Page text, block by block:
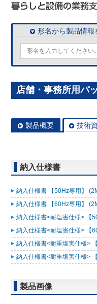
形名から製品情報
店舗・事務所用パ
製品概要 技術
納入仕様書
納入仕様書 【50Hz専用】
納入仕様書 【60Hz専用】
納入仕様書<耐塩害仕様> 【
納入仕様書<耐塩害仕様> 【
納入仕様書<耐重塩害仕様>
納入仕様書<耐重塩害仕様>
製品画像